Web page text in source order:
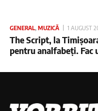
GENERAL, MUZICĂ 1 AUGUST
The Script, la
pentru analfabeți. Fac